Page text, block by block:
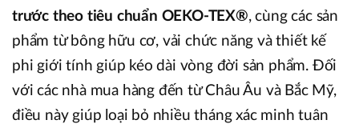
trước theo tiêu chuẩn OEKO-TEX®, cùng các sản
phẩm từ bông hữu cơ, vải chức năng và thiết kế
phi giới tính giúp kéo dài vòng đời sản phẩm. Đối
với các nhà mua hàng đến từ Châu Âu và Bắc Mỹ,
điều này giúp loại bỏ nhiều tháng xác minh tuân